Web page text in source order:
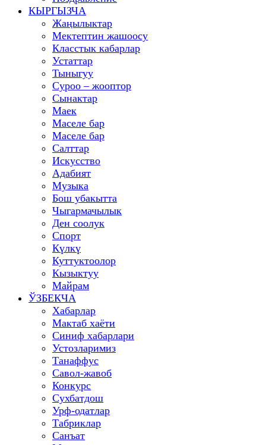
КЫРГЫЗЧА
Жаңылыктар
Мектептин жашоосу
Класстык кабарлар
Устаттар
Тыныгуу
Суроо – жооптор
Сынактар
Маек
Маселе бар
Маселе бар
Салттар
Искусство
Адабият
Музыка
Бош убакытта
Чыгармачылык
Ден соолук
Спорт
Күлкү
Куттуктоолор
Кызыктуу
Майрам
ЎЗБЕКЧА
Хабарлар
Мактаб хаёти
Синиф хабарлари
Устозларимиз
Танаффус
Савол-жавоб
Конкурс
Сухбатдош
Урф-одатлар
Табриклар
Санъат